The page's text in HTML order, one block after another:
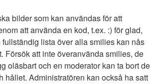
bilder som kan användas för att
att använda en kod, t.ex. :) för glad,
lista över alla smilies kan nås
Försök att inte överanvända smilies, de
oläsbart och en moderator kan ta bort de
hållet. Administratören kan också ha satt